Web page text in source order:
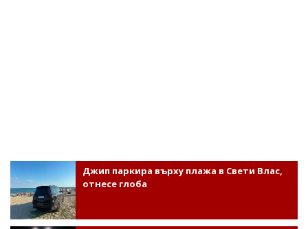
Джип паркира върху плажа в Свети Влас,
отнесе глоба